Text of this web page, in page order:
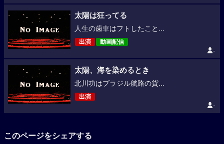
太陽は狂ってる
人生の歯車はフトしたこと...
出演 動画配信
-
太陽、海を染めるとき
北川功はブラジル航路の貨...
出演
-
このページをシェアする